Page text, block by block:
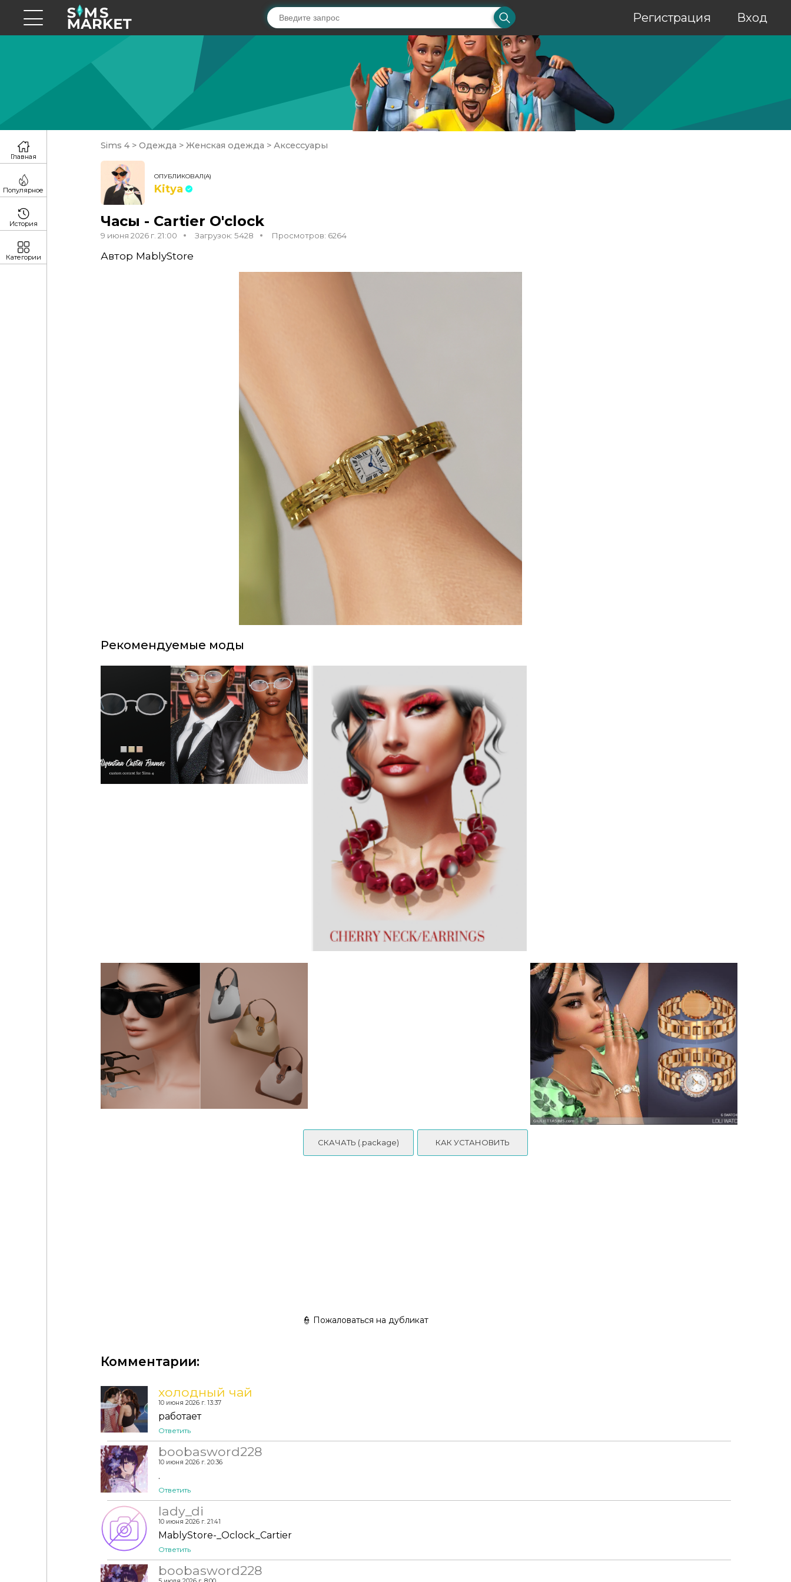
Регистрация Вход
Sims 4 > Одежда > Женская одежда > Аксессуары
ОПУБЛИКОВАЛ(А)
Kitya
Часы - Cartier O'clock
9 июня 2026 г. 21:00 Загрузок: 5428 Просмотров: 6264
Автор MablyStore
Рекомендуемые моды
СКАЧАТЬ (.package) КАК УСТАНОВИТЬ
👮 Пожаловаться на дубликат
Комментарии:
холодный чай
10 июня 2026 г. 13:37
работает
Ответить
boobasword228
10 июня 2026 г. 20:36
.
Ответить
lady_di
10 июня 2026 г. 21:41
MablyStore-_Oclock_Cartier
Ответить
boobasword228
Главная
Популярное
История
Категории